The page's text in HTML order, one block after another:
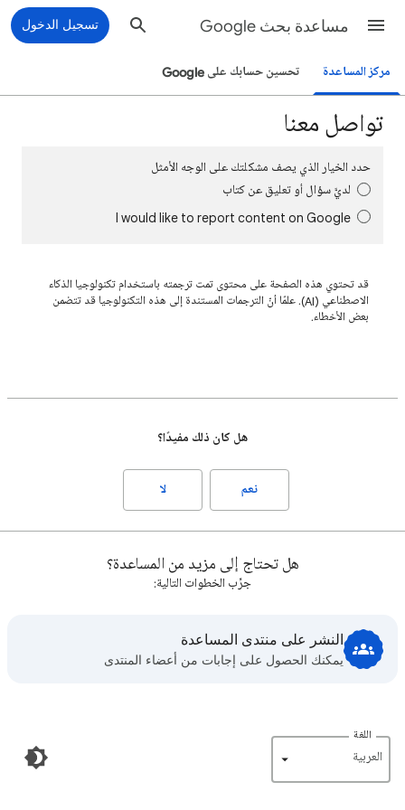
مساعدة بحث Google تسجيل الدخول
مركز المساعدة تحسين حسابك على Google
تواصل معنا
حدد الخيار الذي يصف مشكلتك على الوجه الأمثل
لديَّ سؤال أو تعليق عن كتاب
I would like to report content on Google
قد تحتوي هذه الصفحة على محتوى تمت ترجمته باستخدام تكنولوجيا الذكاء
الاصطناعي (AI). علمًا أنّ الترجمات المستندة إلى هذه التكنولوجيا قد تتضمن
بعض الأخطاء.
هل كان ذلك مفيدًا؟
نعم لا
هل تحتاج إلى مزيد من المساعدة؟
جرِّب الخطوات التالية:
النشر على منتدى المساعدة
يمكنك الحصول على إجابات من أعضاء المنتدى
اللغة
‏العربية